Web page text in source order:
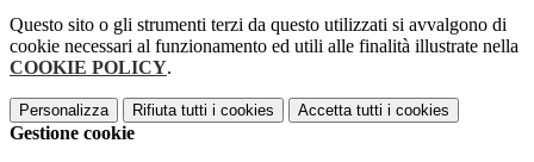
Questo sito o gli strumenti terzi da questo utilizzati si avvalgono di
cookie necessari al funzionamento ed utili alle finalità illustrate nella
COOKIE POLICY.
Personalizza Rifiuta tutti i cookies Accetta tutti i cookies
Gestione cookie